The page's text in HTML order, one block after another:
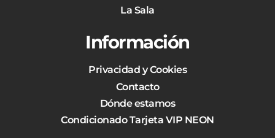
La Sala
Información
Privacidad y Cookies
Contacto
Dónde estamos
Condicionado Tarjeta VIP NEON